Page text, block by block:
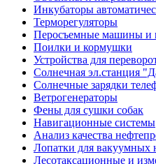
Инкубаторы
Терморегуляторы
Перосъемные машины и
Поилки и кормушки
Устройства для
Солнечная эл.станция
Солнечные зарядки
Ветрогенераторы
Фены для сушки собак
Навигационные системы
Анализ качества
Лопатки для вакуумных
Лесотаксационные и